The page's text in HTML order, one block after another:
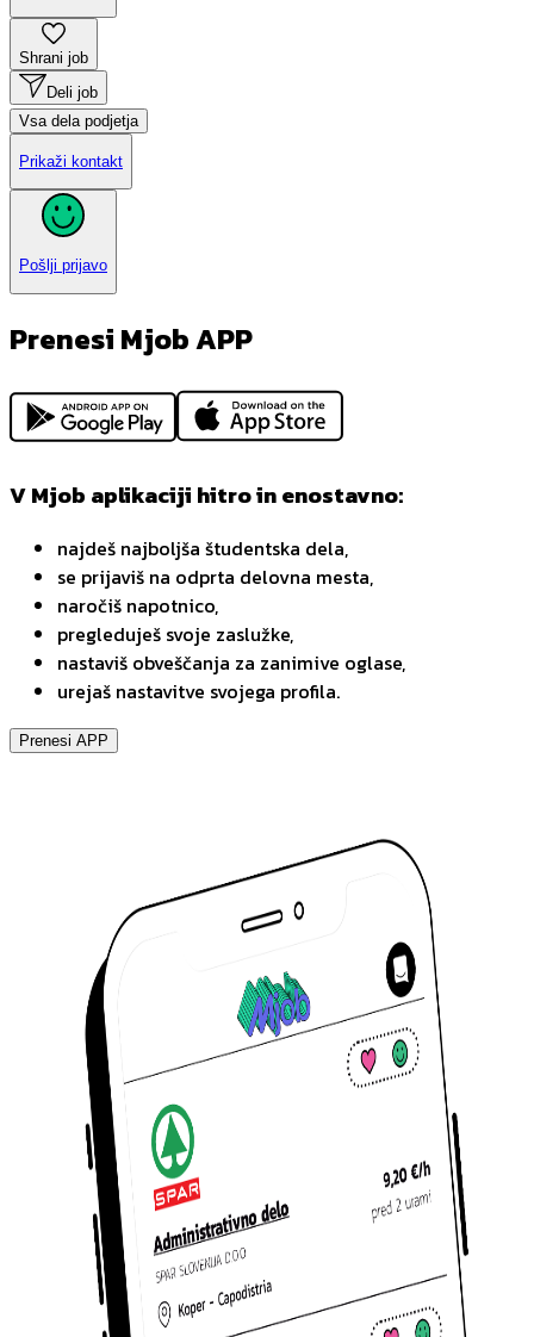
Shrani job
Deli job
Vsa dela podjetja
Prikaži kontakt
Pošlji prijavo
Prenesi Mjob APP
V Mjob aplikaciji hitro in enostavno:
najdeš najboljša študentska dela,
se prijaviš na odprta delovna mesta,
naročiš napotnico,
pregleduješ svoje zaslužke,
nastaviš obveščanja za zanimive oglase,
urejaš nastavitve svojega profila.
Prenesi APP